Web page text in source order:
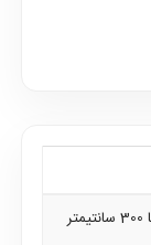
قابل طراحی از ارتفاع 100سانتیمتر تا 300 سانتیمتر